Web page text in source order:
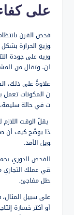
على
فحص الفرن
وزيع الحرارة
ورية على جودة
ان، وتقلل من
علاوةً على ذلك،
ن المكونات تعمل
ت في حالة سليمة،
يقلّ الوقت
ذا يوضّح كيف أن
ويل الأمد.
الفحص الدوري
قي عملك التجاري
طل مفاجئ.
على سبيل
أو أكثر خسارة